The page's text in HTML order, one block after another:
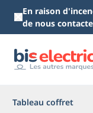
Aller au contenu
En raison
de nous
Tableau coffret